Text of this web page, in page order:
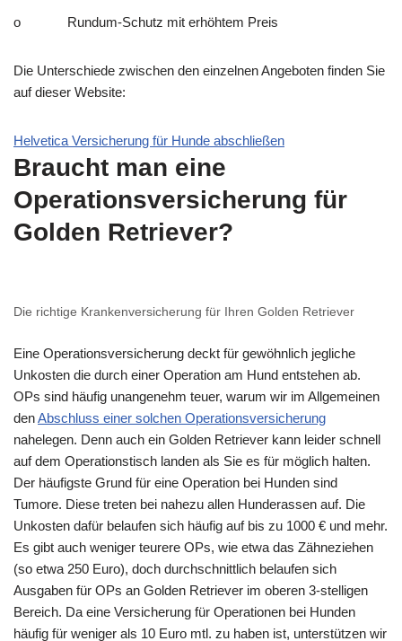
o Rundum-Schutz mit erhöhtem Preis
Die Unterschiede zwischen den einzelnen Angeboten finden Sie
auf dieser Website:
Helvetica Versicherung für Hunde abschließen
Braucht man eine
Operationsversicherung für
Golden Retriever?
Die richtige Krankenversicherung für Ihren Golden Retriever
Eine Operationsversicherung deckt für gewöhnlich jegliche
Unkosten die durch einer Operation am Hund entstehen ab.
OPs sind häufig unangenehm teuer, warum wir im Allgemeinen
denAbschluss einer solchen Operationsversicherung
nahelegen. Denn auch ein Golden Retriever kann leider schnell
auf dem Operationstisch landen als Sie es für möglich halten.
Der häufigste Grund für eine Operation bei Hunden sind
Tumore. Diese treten bei nahezu allen Hunderassen auf. Die
Unkosten dafür belaufen sich häufig auf bis zu 1000 € und mehr.
Es gibt auch weniger teurere OPs, wie etwa das Zähneziehen
(so etwa 250 Euro), doch durchschnittlich belaufen sich
Ausgaben für OPs an Golden Retriever im oberen 3-stelligen
Bereich. Da eine Versicherung für Operationen bei Hunden
häufig für weniger als 10 Euro mtl. zu haben ist, unterstützen wir